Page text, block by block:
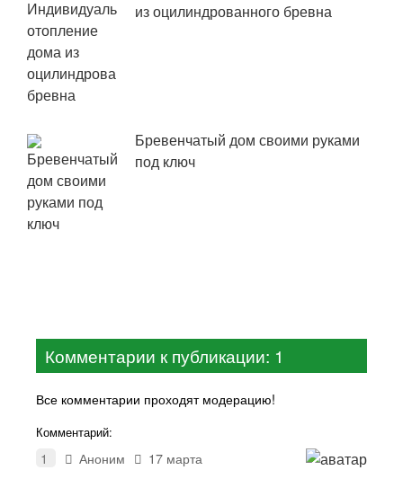
из оцилиндрованного бревна
Бревенчатый дом своими руками
под ключ
Комментарии к публикации: 1
Все комментарии проходят модерацию!
Комментарий:
1 Аноним 17 марта